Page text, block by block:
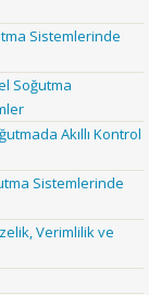
Sistemlerinde
Soğutma
Akıllı Kontrol
Sistemlerinde
Verimlilik ve